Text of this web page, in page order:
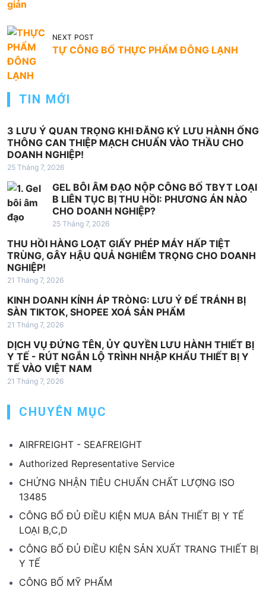
u
h
ư
n
g
b
à
v
i
t
giản
NEXT POST
TỰ CÔNG BỐ THỰC PHẨM ĐÔNG LẠNH
TIN MỚI
3 LƯU Ý QUAN TRỌNG KHI ĐĂNG KÝ LƯU HÀNH ỐNG
THÔNG CAN THIỆP MẠCH CHUẨN VÀO THẦU CHO
DOANH NGHIỆP!
25 Tháng 7, 2026
GEL BÔI ÂM ĐẠO NỘP CÔNG BỐ TBYT LOẠI
B LIÊN TỤC BỊ THU HỒI: PHƯƠNG ÁN NÀO
CHO DOANH NGHIỆP?
25 Tháng 7, 2026
THU HỒI HÀNG LOẠT GIẤY PHÉP MÁY HẤP TIỆT
TRÙNG, GÂY HẬU QUẢ NGHIÊM TRỌNG CHO DOANH
NGHIỆP!
21 Tháng 7, 2026
KINH DOANH KÍNH ÁP TRÒNG: LƯU Ý ĐỂ TRÁNH BỊ
SÀN TIKTOK, SHOPEE XOÁ SẢN PHẨM
21 Tháng 7, 2026
DỊCH VỤ ĐỨNG TÊN, ỦY QUYỀN LƯU HÀNH THIẾT BỊ
Y TẾ - RÚT NGẮN LỘ TRÌNH NHẬP KHẨU THIẾT BỊ Y
TẾ VÀO VIỆT NAM
21 Tháng 7, 2026
CHUYÊN MỤC
AIRFREIGHT - SEAFREIGHT
Authorized Representative Service
CHỨNG NHẬN TIÊU CHUẨN CHẤT LƯỢNG ISO
13485
CÔNG BỐ ĐỦ ĐIỀU KIỆN MUA BÁN THIẾT BỊ Y TẾ
LOẠI B,C,D
CÔNG BỐ ĐỦ ĐIỀU KIỆN SẢN XUẤT TRANG THIẾT BỊ
Y TẾ
CÔNG BỐ MỸ PHẨM